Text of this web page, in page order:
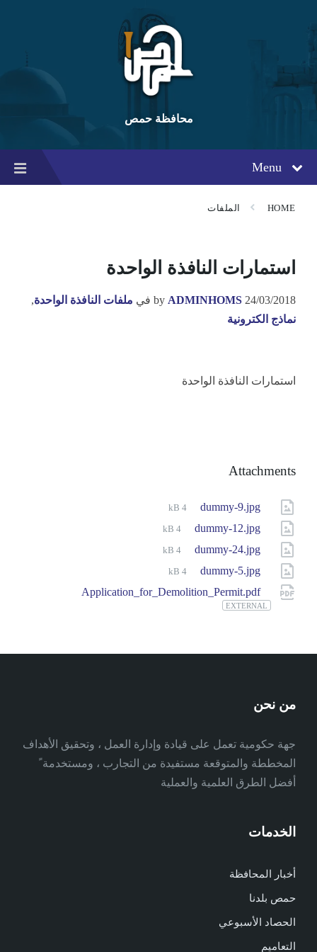
content
main
navigation
footer
محافظة حمص
Menu
HOME الملفات
استمارات النافذة الواحدة
24/03/2018
by ADMINHOMS في ملفات النافذة الواحدة,
نماذج الكترونية
استمارات النافذة الواحدة
Attachments
dummy-9.jpg
File
4 kB
dummy-12.jpg
File
4 kB
dummy-24.jpg
File
4 kB
dummy-5.jpg
File
4 kB
Application_for_Demolition_Permit.pdf
EXTERNAL
من نحن
جهة حكومية تعمل على قيادة وإدارة العمل ، وتحقيق الأهداف
المخططة والمتوقعة مستفيدة من التجارب ، ومستخدمة ً
أفضل الطرق العلمية والعملية
الخدمات
أخبار المحافظة
حمص بلدنا
الحصاد الأسبوعي
التعاميم